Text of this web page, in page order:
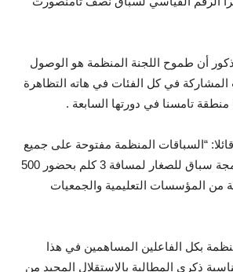
أن طموح اللجنة المنظمة هو الوصول
في كل الفئات في هاته التظاهرة
منطقة تامسنا في دورتها السابعة .
“السباقات المنظمة مفتوحة على جميع
الفئات، حيث تمت برمجة سباق للصغار لمسافة 3 كلم بحضور 500
المؤسسات التعليمية والجمعيات
بكل الفاعلين المساهمين في هذا
ذكرى المطالبة بالاستقلال المجيد من